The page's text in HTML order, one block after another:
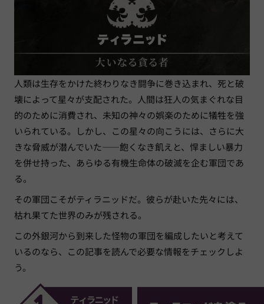
人類は生存をかけた終わりなき闘争に巻き込まれ、死と破
壊によって星々が支配された。人間は狂人の気まぐれな目
的のために消費され、未知の神々の娯楽のために犠牲を強
いられている。しかし、この星々の向こうには、さらに大
きな脅威が潜んでいた——飽くなき飢えと、悍ましい暴力
を併せ持った、あらゆる有機生命体の破滅を企む軍団であ
る。
その軍団こそがティラニッドだ。彼らが赴いた先々には、
枯れ果てた世界のみが残される。
この外銀河から到来した怪物の軍団を編成したいと考えて
いるのなら、この記事を読んで必要な情報をチェックしよ
う。